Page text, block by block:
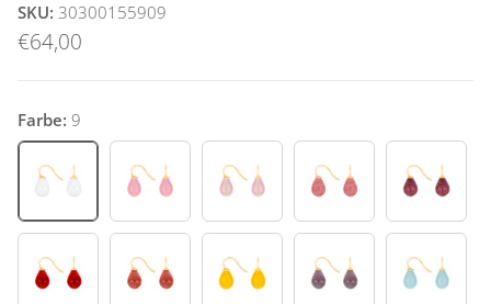
SKU: 30300155909
€64,00
Farbe: 9
11 12 13 15
16 17 25 27 35